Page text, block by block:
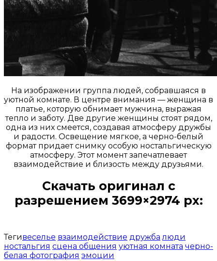
На изображении группа людей, собравшаяся в
уютной комнате. В центре внимания — женщина в
платье, которую обнимает мужчина, выражая
тепло и заботу. Две другие женщины стоят рядом,
одна из них смеется, создавая атмосферу дружбы
и радости. Освещение мягкое, а черно-белый
формат придает снимку особую ностальгическую
атмосферу. Этот момент запечатлевает
взаимодействие и близость между друзьями.
Скачать оригинал с
разрешением 3699×2974 px:
Тегивеселье взаимодействие дружба люди
ностальгия сцена общения уютная комната черно-
белая фотография эмоции